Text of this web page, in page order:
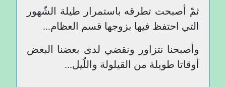
ثمّ أصبحت تطرقه باستمرار طيلة الشّهور
التي احتفظ فيها بزوجها قسم العظام...
وأصبحنا نتزاور ونقضي لدى بعضنا البعض
أوقاتا طويلة من القيلولة واللّيل...